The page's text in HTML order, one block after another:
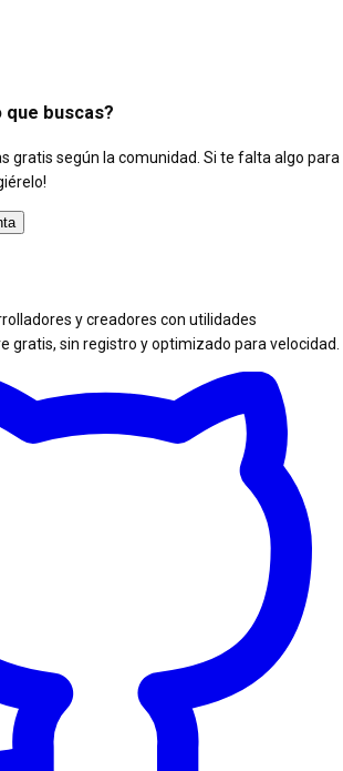
que buscas?
gratis según la comunidad. Si te falta algo para
y creadores con utilidades
gratis, sin registro y optimizado para velocidad.